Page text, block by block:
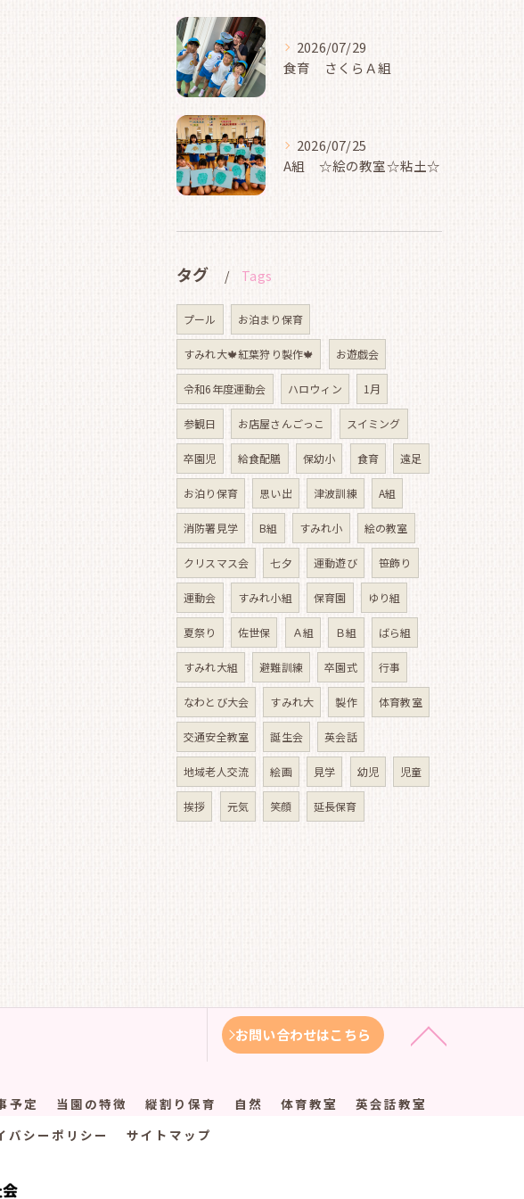
2026/07/29
食育 さくらＡ組
2026/07/25
A組 ☆絵の教室☆粘土☆
タグ Tags
プール お泊まり保育
すみれ大🍁紅葉狩り製作🍁 お遊戯会
令和6年度運動会 ハロウィン 1月
参観日 お店屋さんごっこ スイミング
卒園児 給食配膳 保幼小 食育 遠足
お泊り保育 思い出 津波訓練 A組
消防署見学 B組 すみれ小 絵の教室
クリスマス会 七夕 運動遊び 笹飾り
運動会 すみれ小組 保育園 ゆり組
夏祭り 佐世保 Ａ組 Ｂ組 ばら組
すみれ大組 避難訓練 卒園式 行事
なわとび大会 すみれ大 製作 体育教室
交通安全教室 誕生会 英会話
地域老人交流 絵画 見学 幼児 児童
挨拶 元気 笑顔 延長保育
お問い合わせはこちら
予定 当園の特徴 縦割り保育 自然 体育教室
英会話教室
バシーポリシー サイトマップ